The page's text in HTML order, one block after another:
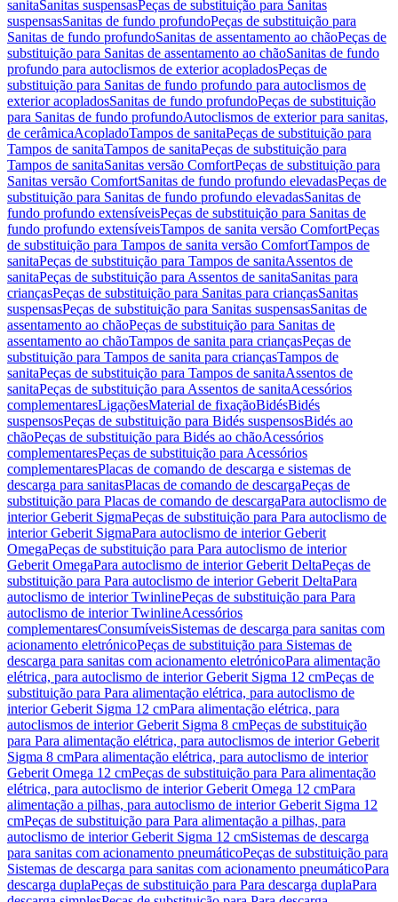
sanitaSanitas suspensasPeças de substituição para Sanitas
suspensasSanitas de fundo profundoPeças de substituição para
Sanitas de fundo profundoSanitas de assentamento ao chãoPeças de
substituição para Sanitas de assentamento ao chãoSanitas de fundo
profundo para autoclismos de exterior acopladosPeças de
substituição para Sanitas de fundo profundo para autoclismos de
exterior acopladosSanitas de fundo profundoPeças de substituição
para Sanitas de fundo profundoAutoclismos de exterior para sanitas,
de cerâmicaAcopladoTampos de sanitaPeças de substituição para
Tampos de sanitaTampos de sanitaPeças de substituição para
Tampos de sanitaSanitas versão ComfortPeças de substituição para
Sanitas versão ComfortSanitas de fundo profundo elevadasPeças de
substituição para Sanitas de fundo profundo elevadasSanitas de
fundo profundo extensíveisPeças de substituição para Sanitas de
fundo profundo extensíveisTampos de sanita versão ComfortPeças
de substituição para Tampos de sanita versão ComfortTampos de
sanitaPeças de substituição para Tampos de sanitaAssentos de
sanitaPeças de substituição para Assentos de sanitaSanitas para
criançasPeças de substituição para Sanitas para criançasSanitas
suspensasPeças de substituição para Sanitas suspensasSanitas de
assentamento ao chãoPeças de substituição para Sanitas de
assentamento ao chãoTampos de sanita para criançasPeças de
substituição para Tampos de sanita para criançasTampos de
sanitaPeças de substituição para Tampos de sanitaAssentos de
sanitaPeças de substituição para Assentos de sanitaAcessórios
complementaresLigaçõesMaterial de fixaçãoBidésBidés
suspensosPeças de substituição para Bidés suspensosBidés ao
chãoPeças de substituição para Bidés ao chãoAcessórios
complementaresPeças de substituição para Acessórios
complementaresPlacas de comando de descarga e sistemas de
descarga para sanitasPlacas de comando de descargaPeças de
substituição para Placas de comando de descargaPara autoclismo de
interior Geberit SigmaPeças de substituição para Para autoclismo de
interior Geberit SigmaPara autoclismo de interior Geberit
OmegaPeças de substituição para Para autoclismo de interior
Geberit OmegaPara autoclismo de interior Geberit DeltaPeças de
substituição para Para autoclismo de interior Geberit DeltaPara
autoclismo de interior TwinlinePeças de substituição para Para
autoclismo de interior TwinlineAcessórios
complementaresConsumíveisSistemas de descarga para sanitas com
acionamento eletrónicoPeças de substituição para Sistemas de
descarga para sanitas com acionamento eletrónicoPara alimentação
elétrica, para autoclismo de interior Geberit Sigma 12 cmPeças de
substituição para Para alimentação elétrica, para autoclismo de
interior Geberit Sigma 12 cmPara alimentação elétrica, para
autoclismos de interior Geberit Sigma 8 cmPeças de substituição
para Para alimentação elétrica, para autoclismos de interior Geberit
Sigma 8 cmPara alimentação elétrica, para autoclismo de interior
Geberit Omega 12 cmPeças de substituição para Para alimentação
elétrica, para autoclismo de interior Geberit Omega 12 cmPara
alimentação a pilhas, para autoclismo de interior Geberit Sigma 12
cmPeças de substituição para Para alimentação a pilhas, para
autoclismo de interior Geberit Sigma 12 cmSistemas de descarga
para sanitas com acionamento pneumáticoPeças de substituição para
Sistemas de descarga para sanitas com acionamento pneumáticoPara
descarga duplaPeças de substituição para Para descarga duplaPara